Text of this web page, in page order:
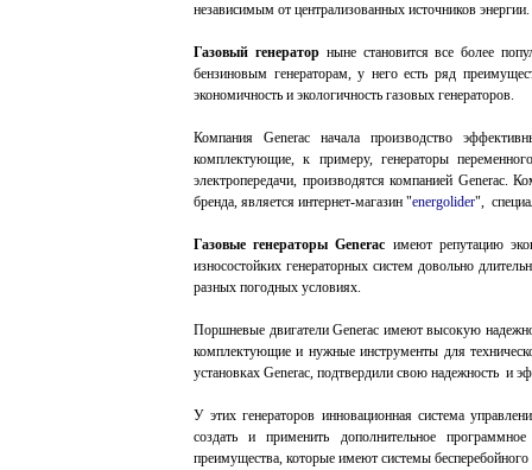
независимым от централизованных источников энергии.
Газовый генераторныне становится все более
бензиновым генераторам, у него есть ряд
экономичность и экологичность газовых генераторов.
Компания Generac начала производство
комплектующие, к примеру, генераторы
электропередачи, производятся компанией Generac.
бренда, является интернет-магазин "energolider",
Газовые генераторы Generac имеют репутацию
износостойких генераторных систем довольно
разных погодных условиях.
Поршневые двигатели Generac имеют высокую
комплектующие и нужные инструменты для
установках Generac, подтвердили свою надежность и
У этих генераторов инновационная система
создать и применить дополнительное
преимущества, которые имеют системы